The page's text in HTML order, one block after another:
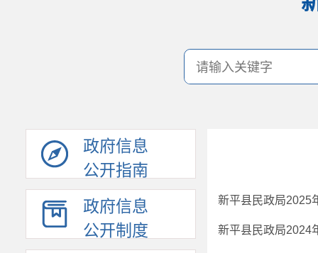
政府信息
公开指南
政府信息
公开制度
新平县民政局2025
新平县民政局2024